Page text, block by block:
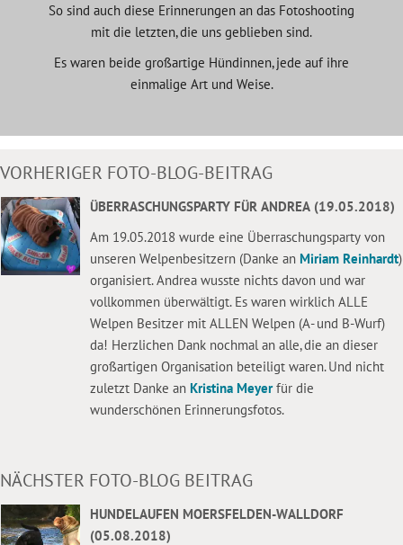
So sind auch diese Erinnerungen an das Fotoshooting
mit die letzten, die uns geblieben sind.
Es waren beide großartige Hündinnen, jede auf ihre
einmalige Art und Weise.
VORHERIGER FOTO-BLOG-BEITRAG
ÜBERRASCHUNGSPARTY FÜR ANDREA (19.05.2018)
Am 19.05.2018 wurde eine Überraschungsparty von
unseren Welpenbesitzern (Danke an Miriam Reinhardt)
organisiert. Andrea wusste nichts davon und war
vollkommen überwältigt. Es waren wirklich ALLE
Welpen Besitzer mit ALLEN Welpen (A- und B-Wurf)
da! Herzlichen Dank nochmal an alle, die an dieser
großartigen Organisation beteiligt waren. Und nicht
zuletzt Danke an Kristina Meyerfür die
wunderschönen Erinnerungsfotos.
NÄCHSTER FOTO-BLOG BEITRAG
HUNDELAUFEN MOERSFELDEN-WALLDORF
(05.08.2018)